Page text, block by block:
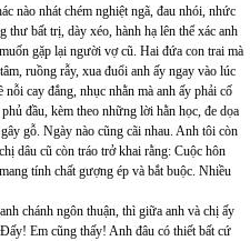
nào nhát chém nghiệt ngã, đau nhói, nhức
bất trị, dày xéo, hành hạ lên thể xác anh
gặp lại người vợ cũ. Hai đứa con trai mà
ruồng rẫy, xua đuổi anh ấy ngay vào lúc
cay đắng, nhục nhằn mà anh ấy phải cố
đầu, kèm theo những lời hằn học, đe dọa
gỗ. Ngày nào cũng cãi nhau. Anh tôi còn
dâu cũ còn tráo trở khai rằng: Cuộc hôn
tính chất gượng ép và bắt buộc. Nhiều
chánh ngôn thuận, thì giữa anh và chị ấy
Em cũng thấy! Anh đâu có thiết bất cứ